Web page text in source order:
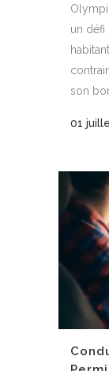
un défi
son
01